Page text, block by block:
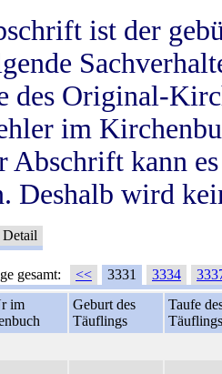
ist der
des Original-
im
Abschrift kann
Deshalb wird
Detail
gesamt: << 3331 3334
im
Geburt des
Täuflings
Taufe
Täuflings